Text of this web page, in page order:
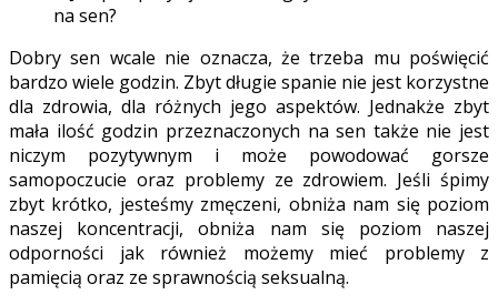
Dobry sen wcale nie oznacza, że trzeba mu poświęcić
bardzo wiele godzin. Zbyt długie spanie nie jest korzystne
dla zdrowia, dla różnych jego aspektów. Jednakże zbyt
mała ilość godzin przeznaczonych na sen także nie jest
niczym pozytywnym i może powodować gorsze
samopoczucie oraz problemy ze zdrowiem. Jeśli śpimy
zbyt krótko, jesteśmy zmęczeni, obniża nam się poziom
naszej koncentracji, obniża nam się poziom naszej
odporności jak również możemy mieć problemy z
pamięcią oraz ze sprawnością seksualną.